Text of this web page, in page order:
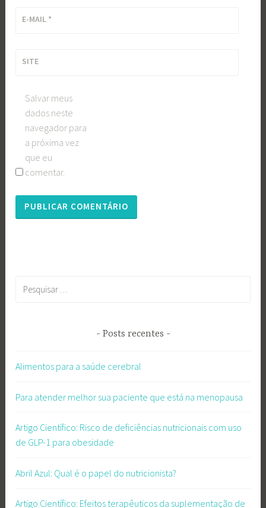
E-MAIL *
SITE
Salvar meus
dados neste
navegador para
a próxima vez
que eu
comentar.
Posts recentes
Alimentos para a saúde cerebral
Para atender melhor sua paciente que está na menopausa
Artigo Científico: Risco de deficiências nutricionais com uso
de GLP-1 para obesidade
Abril Azul: Qual é o papel do nutricionista?
Artigo Científico: Efeitos terapêuticos da suplementação de